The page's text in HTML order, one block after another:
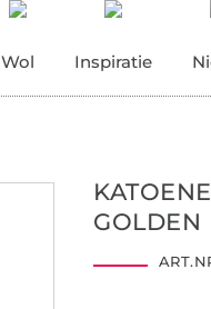
Wol Inspiratie
GOLDEN